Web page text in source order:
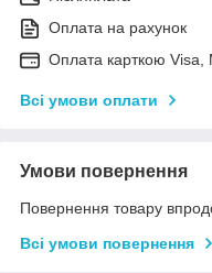
Оплата на рахунок
Оплата карткою Visa,
Всі умови оплати
Умови повернення
Повернення товару
Всі умови повернення